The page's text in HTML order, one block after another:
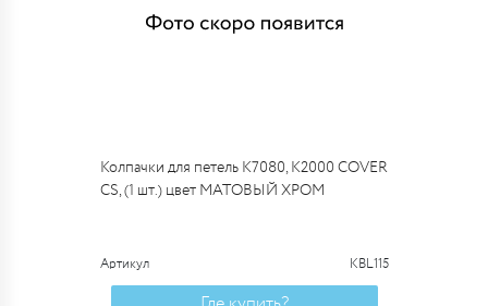
Колпачки для петель К7080, K2000 COVER
CS, (1 шт.) цвет МАТОВЫЙ ХРОМ
Артикул KBL115